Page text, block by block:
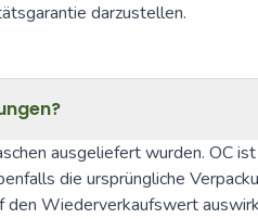
darzustellen.
ausgeliefert wurden. OC
die ursprüngliche
den Wiederverkaufswert